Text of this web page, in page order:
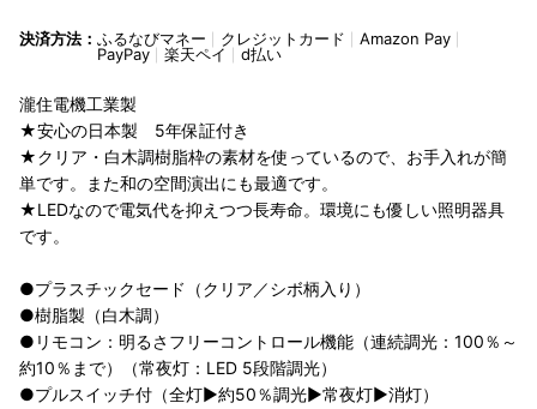
決済方法： ふるなびマネー クレジットカード
Amazon Pay
PayPay
楽天ペイ d払い
瀧住電機工業製
★安心の日本製 5年保証付き
★クリア・白木調樹脂枠の素材を使っているので、お手入れが簡
単です。また和の空間演出にも最適です。
★LEDなので電気代を抑えつつ長寿命。環境にも優しい照明器具
です。
●プラスチックセード（クリア／シボ柄入り）
●樹脂製（白木調）
●リモコン：明るさフリーコントロール機能（連続調光：100％～
約10％まで）（常夜灯：LED 5段階調光）
●プルスイッチ付（全灯▶約50％調光▶常夜灯▶消灯）